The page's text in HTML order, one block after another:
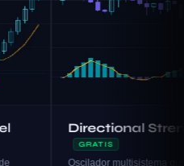
Directional Strength
Oscilador multisistema que mide la